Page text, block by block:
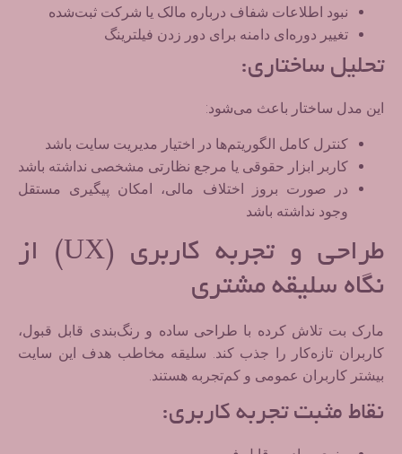
نبود اطلاعات شفاف درباره مالک یا شرکت ثبت‌شده
تغییر دوره‌ای دامنه برای دور زدن فیلترینگ
تحلیل ساختاری:
این مدل ساختار باعث می‌شود:
کنترل کامل الگوریتم‌ها در اختیار مدیریت سایت باشد
کاربر ابزار حقوقی یا مرجع نظارتی مشخصی نداشته باشد
در صورت بروز اختلاف مالی، امکان پیگیری مستقل
وجود نداشته باشد
طراحی و تجربه کاربری (UX) از
نگاه سلیقه مشتری
مارک بت تلاش کرده با طراحی ساده و رنگ‌بندی قابل قبول،
کاربران تازه‌کار را جذب کند. سلیقه مخاطب هدف این سایت
بیشتر کاربران عمومی و کم‌تجربه هستند.
نقاط مثبت تجربه کاربری: